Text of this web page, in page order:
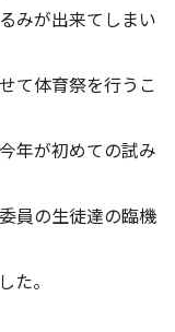
みが出来てしまい
て体育祭を行うこ
年が初めての試み
員の生徒達の臨機
た。